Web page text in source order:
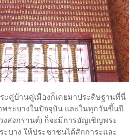
ะคู่บ้านคู่เมืองก็เคยมาประดิษฐานที่นี่
พระบางในปัจจุบัน และในทุกวันขึ้นปี
งสงกรานต์) ก็จะมีการอัญเชิญพระ
บาง ให้ประชาชนได้สักการะและ